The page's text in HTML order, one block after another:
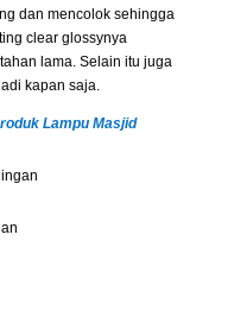
dan mencolok sehingga
clear glossynya
lama. Selain itu juga
kapan saja.
Lampu Masjid